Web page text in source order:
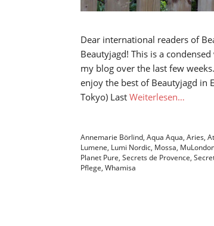
Dear international readers of
Beautyjagd! This is a
my blog over the last few
enjoy the best of Beautyjagd in
Tokyo) Last Weiterlesen…
Annemarie Börlind, Aqua Aqua, Aries,
Lumene, Lumi Nordic, Mossa,
Planet Pure, Secrets de Provence,
Pflege, Whamisa